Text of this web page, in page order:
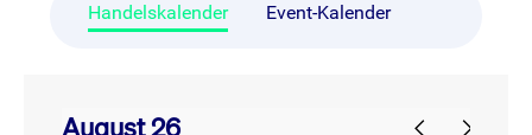
Handelskalender Event-Kalender
August 26